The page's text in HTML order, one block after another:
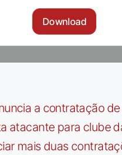
Download
a contratação
atacante para clube
mais duas